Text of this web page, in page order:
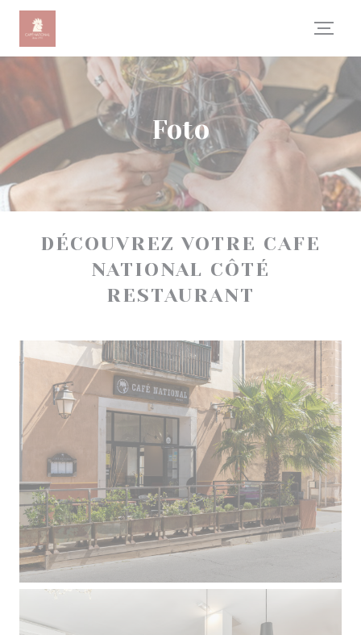
Personalizzazione delle tue scelte sui cookie
Foto
DÉCOUVREZ VOTRE CAFE
NATIONAL CÔTÉ
RESTAURANT